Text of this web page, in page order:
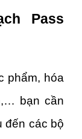
Pass
phẩm, hóa
bạn cần
đến các bộ